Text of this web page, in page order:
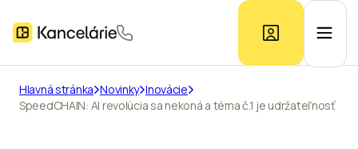
Ponuka kancelárií
Hlavná stránka Novinky Inovácie
SpeedCHAIN: AI revolúcia sa nekoná a téma č.1 je udržateľnosť